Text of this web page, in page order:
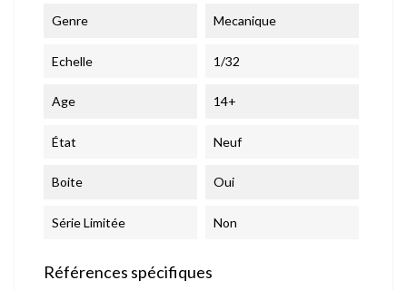
Genre Mecanique
Echelle 1/32
Age 14+
État Neuf
Boite Oui
Série Limitée Non
Références spécifiques